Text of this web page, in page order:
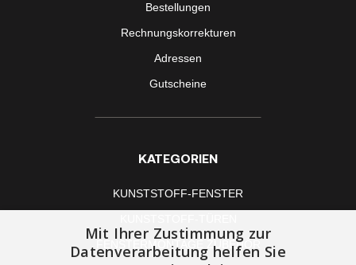
Bestellungen
Rechnungskorrekturen
Adressen
Gutscheine
KATEGORIEN
KUNSTSTOFF-FENSTER
FENSTERMONTAGE ZUBEHÖR
Mit Ihrer Zustimmung zur
Datenverarbeitung helfen Sie